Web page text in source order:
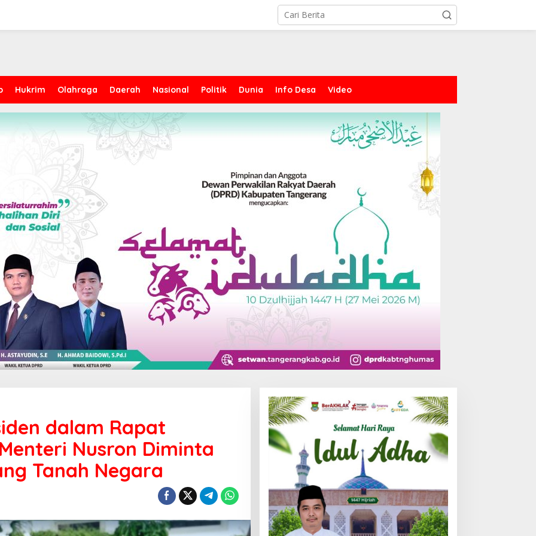
Hukrim Olahraga Daerah Nasional Politik Dunia Info Desa Video
dalam Rapat
Nusron Diminta
Tanah Negara